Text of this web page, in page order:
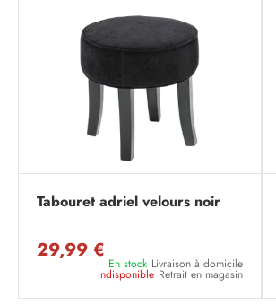
Tabouret adriel velours noir
29,99 €
En stock Livraison à domicile
Indisponible Retrait en magasin